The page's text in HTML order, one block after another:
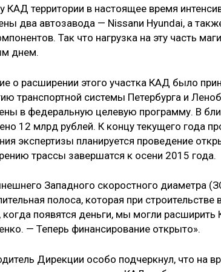
КАД территории в настоя­щее время
два автозавода — Nissanи Hyundai, а
Так что нагрузка на эту часть
днем.
о расширении этого участ­ка КАД было
транспорт­ной системы Петербурга и
в федеральную целевую программу. В
12 млрд рублей. К концу текущего года
экспертизы планируется проведение
трассы завершатся к осени 2015 года.
Западного скорост­ного диаметра
полоса, которая при
когда появятся деньги, мы мог­ли
— Те­перь финансирование открыто».
Дирекции особо под­черкнул, что на